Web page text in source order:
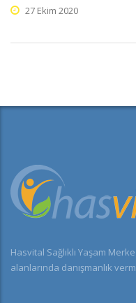
27 Ekim 2020
Hasvital Sağlıklı Yaşam
alanlarında danışmanlık